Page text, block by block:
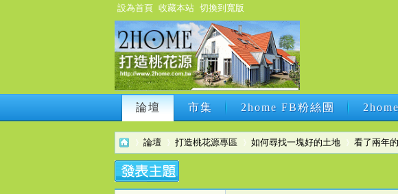
設為首頁 收藏本站 切換到寬版
論壇 市集 2home FB粉絲團
論壇 市集 2home FB粉絲團
論壇 打造桃花源專區 如何尋找一塊好的土地 看了兩年